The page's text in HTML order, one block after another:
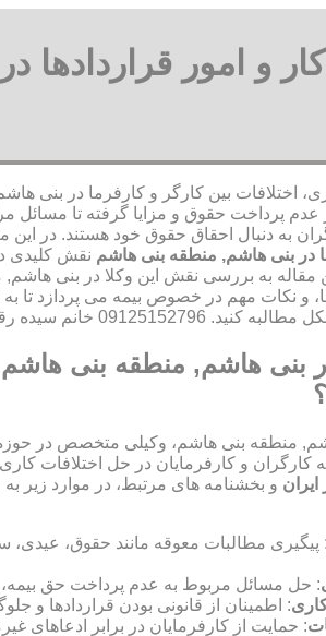
کار و امور
اختلافات بین کارگر و کارفرما در بنی
پرداخت حقوق و مزایا گرفته تا مسائل
به دنبال احقاق حقوق خود هستند. در این
در بنی هاشم, منطقه بنی هاشم نقش کلیدی
مقاله به بررسی نقش این وکلا در بنی
و نکات مهم در خصوص بیمه می پردازد تا
خانم سیده رقیه موسوی
در بنی هاشم, منطقه بنی
منطقه بنی هاشم، وکیلی متخصص در حوزه
کارگران و کارفرمایان در حل اختلافات
ایران و بخشنامه های مرتبط، در موارد زیر
: پیگیری مطالبات معوقه مانند حقوق، عیدی،
: حل مسائل مربوط به عدم پرداخت حق بیمه،
: اطمینان از قانونی بودن قراردادها و
: حمایت از کارفرمایان در برابر ادعاهای